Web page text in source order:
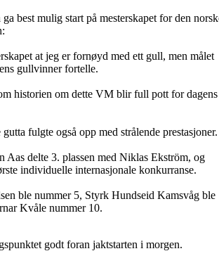
best mulig start på mesterskapet for den
at jeg er fornøyd med ett gull, men målet
gullvinner fortelle.
historien om dette VM blir full pott for dagens
fulgte også opp med strålende
Aas delte 3. plassen med Niklas Ekström, og
individuelle internasjonale konkurranse.
ble nummer 5, Styrk Hundseid Kamsvåg ble
Kvåle nummer 10.
godt foran jaktstarten i morgen.